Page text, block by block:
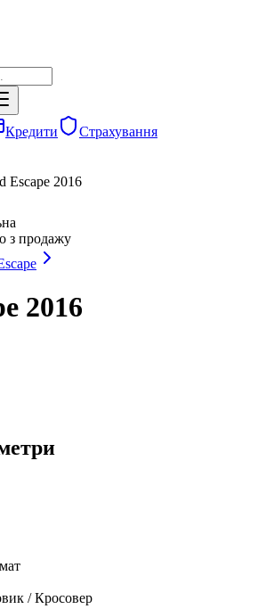
Кредити
Страхування
Escape 2016
з продажу
2016
/ Кросовер